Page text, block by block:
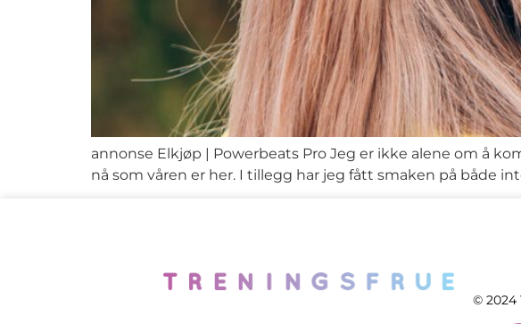
annonse Elkjøp | Powerbeats Pro Jeg er ikke alene om å
nå som våren er her. I tillegg har jeg fått smaken på både
© 2024